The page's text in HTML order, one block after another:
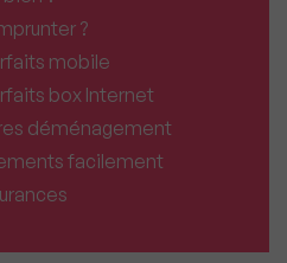
?
mobile
box Internet
déménagement
facilement